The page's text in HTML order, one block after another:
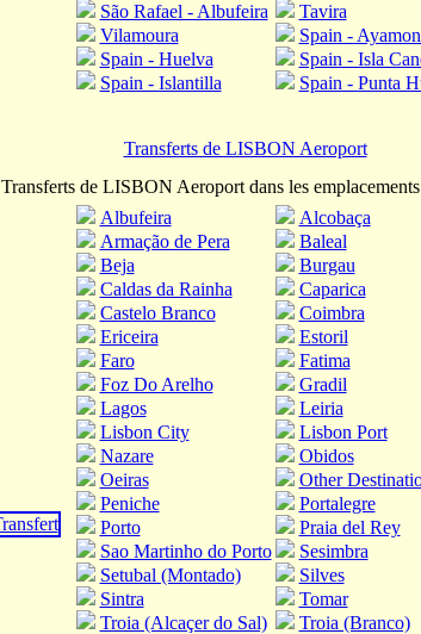
São Rafael - Albufeira
Tavira
Vilamoura
Spain -
Spain - Huelva
Spain - Isla
Spain - Islantilla
Spain - Punta
Transferts de LISBON Aeroport
Transferts de LISBON Aeroport dans les
Albufeira
Alcobaça
Armação de Pera
Baleal
Beja
Burgau
Caldas da Rainha
Caparica
Castelo Branco
Coimbra
Ericeira
Estoril
Faro
Fatima
Foz Do Arelho
Gradil
Lagos
Leiria
Lisbon City
Lisbon Port
Nazare
Obidos
Oeiras
Other
Peniche
Portalegre
Porto
Praia del Rey
Sao Martinho do Porto
Sesimbra
Setubal (Montado)
Silves
Sintra
Tomar
Troia (Alcaçer do Sal)
Troia (Branco)